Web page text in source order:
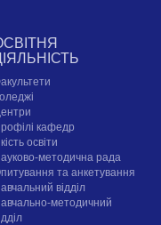
кафедр
освіти
методична рада
та анкетування
відділ
методичний